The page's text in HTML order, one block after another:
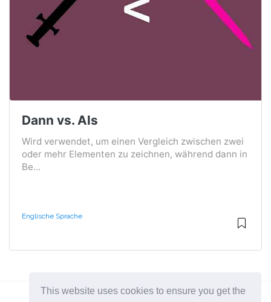
This website uses cookies to ensure you get the
Dann vs. Als
Wird verwendet, um einen Vergleich zwischen zwei
oder mehr Elementen zu zeichnen, während dann in
Be...
Englische Sprache